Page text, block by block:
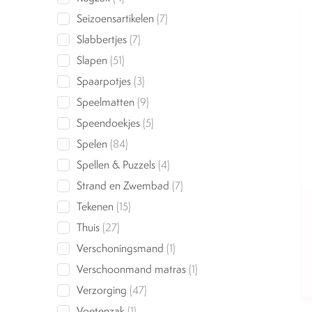
products
Seizoensartikelen 77
Slabbertjes 77
Slapen 5151
products
Spaarpotjes 33
products
Speelmatten 99
products
Speendoekjes 55
Spelen 8484
products
Spellen & Puzzels 44
products
Strand en Zwembad 77
Tekenen 1515
Thuis 2727
products
Verschoningsmand 11
product
Verschoonmand matras 11
Verzorging 4747